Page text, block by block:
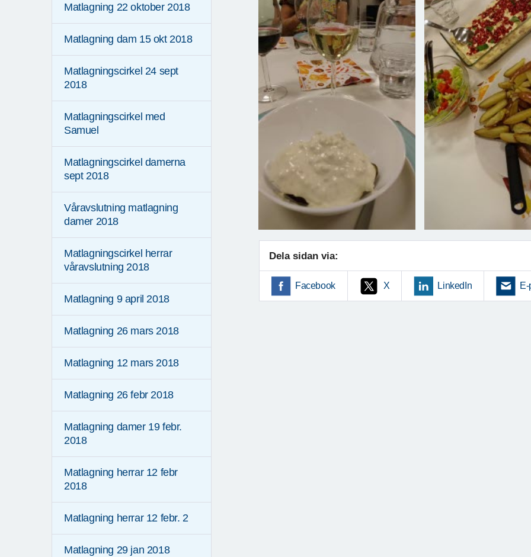
Matlagning 22 oktober 2018
Matlagning dam 15 okt 2018
Matlagningscirkel 24 sept
2018
Matlagningscirkel med
Samuel
Matlagningscirkel damerna
sept 2018
Våravslutning matlagning
damer 2018
Matlagningscirkel herrar
våravslutning 2018
Matlagning 9 april 2018
Matlagning 26 mars 2018
Matlagning 12 mars 2018
Matlagning 26 febr 2018
Matlagning damer 19 febr.
2018
Matlagning herrar 12 febr
2018
Matlagning herrar 12 febr. 2
Matlagning 29 jan 2018
Dela sidan via:
Facebook X LinkedIn